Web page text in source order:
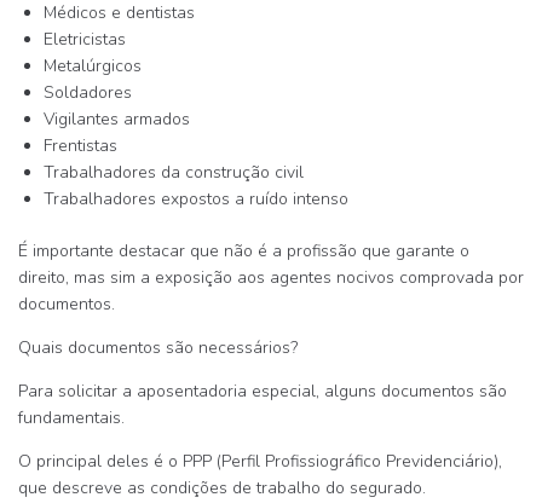
Médicos e dentistas
Eletricistas
Metalúrgicos
Soldadores
Vigilantes armados
Frentistas
Trabalhadores da construção civil
Trabalhadores expostos a ruído intenso
É importante destacar que não é a profissão que garante o
direito, mas sim a exposição aos agentes nocivos comprovada por
documentos.
Quais documentos são necessários?
Para solicitar a aposentadoria especial, alguns documentos são
fundamentais.
O principal deles é o PPP (Perfil Profissiográfico Previdenciário),
que descreve as condições de trabalho do segurado.